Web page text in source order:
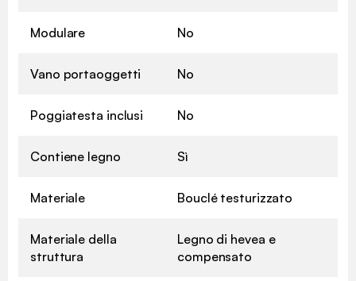
Modulare No
Vano portaoggetti No
Poggiatesta inclusi No
Contiene legno Sì
Materiale Bouclé testurizzato
Materiale della
struttura
Legno di hevea e
compensato